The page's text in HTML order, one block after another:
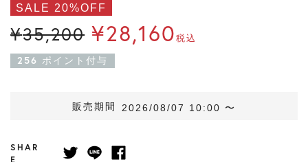
SALE 20%OFF
¥35,200 ¥28,160税込
256 ポイント付与
販売期間 2026/08/07 10:00 〜
SHAR
E